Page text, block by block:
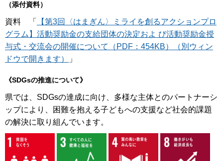
（添付資料）
資料 「
【第3回〈はまぎん〉ミライを創るアクションプロ
グラム】活動奨励金の支給団体の決定およ び活動奨励金授
与式・交流会の開催について（PDF：454KB）（別ウィン
ドウで開きます）
」
《SDGsの推進について》
県では、SDGsの達成に向け、多様な主体とのパートナーシ
ップにより、困難を抱える子どもへの支援など社会的課題
の解決に取り組んでいます。